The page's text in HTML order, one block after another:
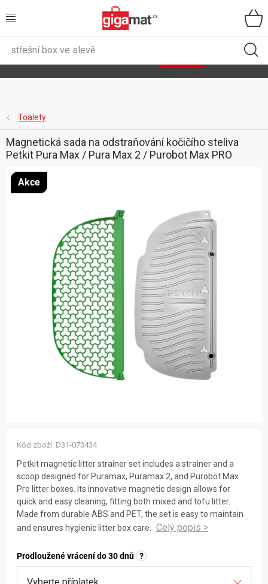
na
VŠECHNY KATEGORIE
ZAHRADA
DÍLNA
ÚLOŽNÉ BOXY
12 důvodů proč Gigamat Možnosti dopravy
Kontakt
Toalety
Petkit magnetic litter strainer set includes a strainer and a
scoop designed for Puramax, Puramax 2, and Purobot Max
Pro litter boxes. Its innovative magnetic design allows for
quick and easy cleaning, fitting both mixed and tofu litter.
Made from durable ABS and PET, the set is easy to maintain
and ensures hygienic litter box care.
Prodloužené vrácení do 30 dnů ?
Kód zboží: D31-073434
Magnetická sada na odstraňování kočičího steliva
Petkit Pura Max / Pura Max 2 / Purobot Max PRO
Akce